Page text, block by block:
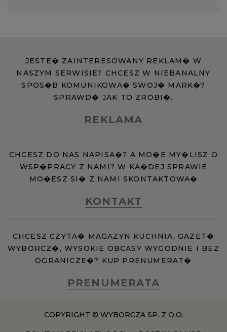
JESTE� ZAINTERESOWANY REKLAM� W
NASZYM SERWISIE? CHCESZ W NIEBANALNY
SPOS�B KOMUNIKOWA� SWOJ� MARK�?
SPRAWD� JAK TO ZROBI�.
REKLAMA
CHCESZ DO NAS NAPISA�? A MO�E MY�LISZ O
WSP�PRACY Z NAMI? W KA�DEJ SPRAWIE
MO�ESZ SI� Z NAMI SKONTAKTOWA�
KONTAKT
CHCESZ CZYTA� MAGAZYN KUCHNIA, GAZET�
WYBORCZ�, WYSOKIE OBCASY WYGODNIE I BEZ
OGRANICZE�? KUP PRENUMERAT�
PRENUMERATA
COPYRIGHT © WYBORCZA SP. Z O.O.